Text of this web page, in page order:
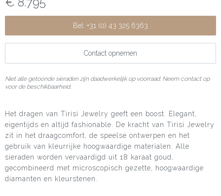
Bel: +31 (0) 43 325 6363
Contact opnemen
Niet alle getoonde sieraden zijn daadwerkelijk op voorraad. Neem contact op
voor de beschikbaarheid.
Het dragen van Tirisi Jewelry geeft een boost. Elegant,
eigentijds en altijd fashionable. De kracht van Tirisi Jewelry
zit in het draagcomfort, de speelse ontwerpen en het
gebruik van kleurrijke hoogwaardige materialen. Alle
sieraden worden vervaardigd uit 18 karaat goud,
gecombineerd met microscopisch gezette, hoogwaardige
diamanten en kleurstenen.